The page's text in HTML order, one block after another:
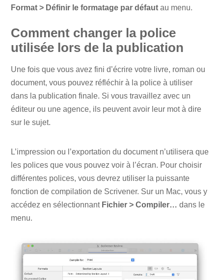
Format > Définir le formatage par défaut au menu.
Comment changer la police
utilisée lors de la publication
Une fois que vous avez fini d’écrire votre livre, roman ou
document, vous pouvez réfléchir à la police à utiliser
dans la publication finale. Si vous travaillez avec un
éditeur ou une agence, ils peuvent avoir leur mot à dire
sur le sujet.
L’impression ou l’exportation du document n’utilisera que
les polices que vous pouvez voir à l’écran. Pour choisir
différentes polices, vous devrez utiliser la puissante
fonction de compilation de Scrivener. Sur un Mac, vous y
accédez en sélectionnant Fichier > Compiler… dans le
menu.